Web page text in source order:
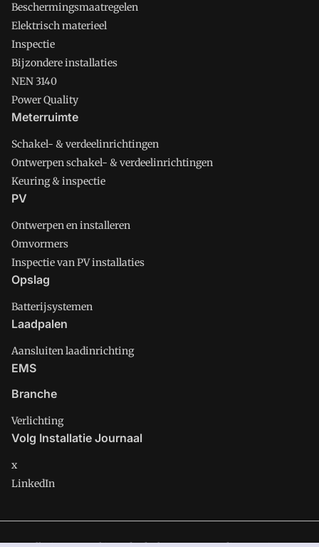
Beschermingsmaatregelen
Elektrisch materieel
Inspectie
Bijzondere installaties
NEN 3140
Power Quality
Meterruimte
Schakel- & verdeelinrichtingen
Ontwerpen schakel- & verdeelinrichtingen
Keuring & inspectie
PV
Ontwerpen en installeren
Omvormers
Inspectie van PV installaties
Opslag
Batterijsystemen
Laadpalen
Aansluiten laadinrichting
EMS
Branche
Verlichting
Volg Installatie Journaal
x
LinkedIn